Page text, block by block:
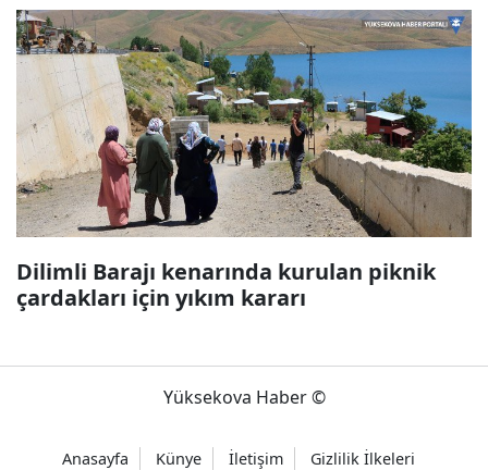
Dilimli Barajı kenarında kurulan piknik
çardakları için yıkım kararı
Yüksekova Haber ©
Anasayfa Künye İletişim Gizlilik İlkeleri